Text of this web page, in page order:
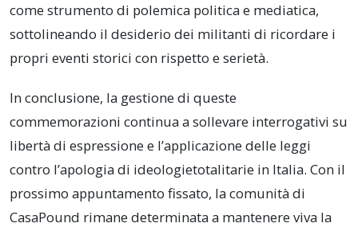
come strumento di polemica politica e mediatica,
sottolineando il desiderio dei militanti di ricordare i
propri eventi storici con rispetto e serietà.
In conclusione, la gestione di queste
commemorazioni continua a sollevare interrogativi su
libertà di espressione e l’applicazione delle leggi
contro l’apologia di ideologietotalitarie in Italia. Con il
prossimo appuntamento fissato, la comunità di
CasaPound rimane determinata a mantenere viva la